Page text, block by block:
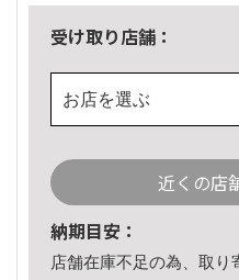
受け取り店舗：
お店を選ぶ
近くの店
納期目安：
店舗在庫不足の為、取り